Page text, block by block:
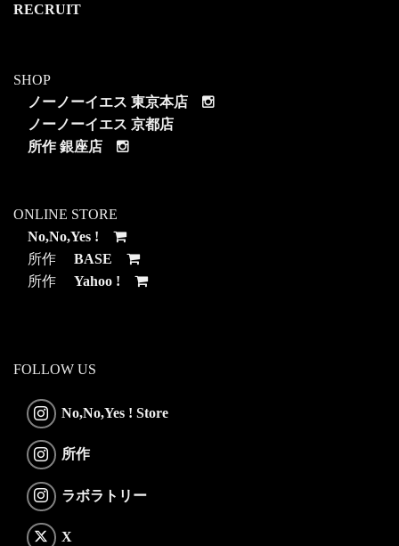
RECRUIT
SHOP
ノーノーイエス 東京本店
ノーノーイエス 京都店
所作 銀座店
ONLINE STORE
No,No,Yes !
所作 BASE
所作 Yahoo !
FOLLOW US
No,No,Yes ! Store
所作
ラボラトリー
X